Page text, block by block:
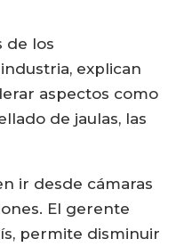
de los
explican
aspectos como
de jaulas, las
ir desde cámaras
El gerente
permite disminuir